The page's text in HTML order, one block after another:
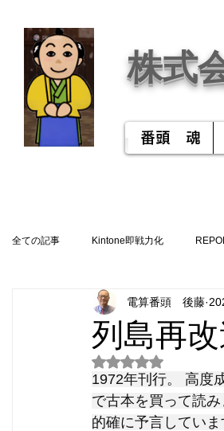
株式
番頭 魂
全ての記事 Kintone即戦力化
列島再
電算番頭 後藤
5つ星のうちNaN
1972年刊行。 高度
で古本を買って読
的確に予言してい